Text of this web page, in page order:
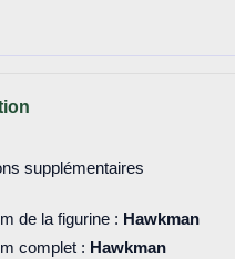
supplémentaires
de la figurine : Hawkman
complet : Hawkman